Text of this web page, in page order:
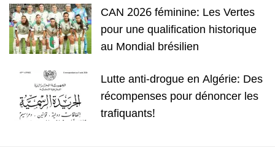
CAN 2026 féminine: Les Vertes
pour une qualification historique
au Mondial brésilien
Lutte anti-drogue en Algérie: Des
récompenses pour dénoncer les
trafiquants!